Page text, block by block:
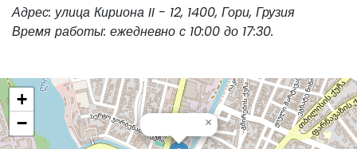
Адрес: улица Кириона II - 12, 1400, Гори, Грузия
Время работы: ежедневно с 10:00 до 17:30.
×
+
−